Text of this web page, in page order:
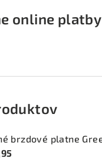
online platby